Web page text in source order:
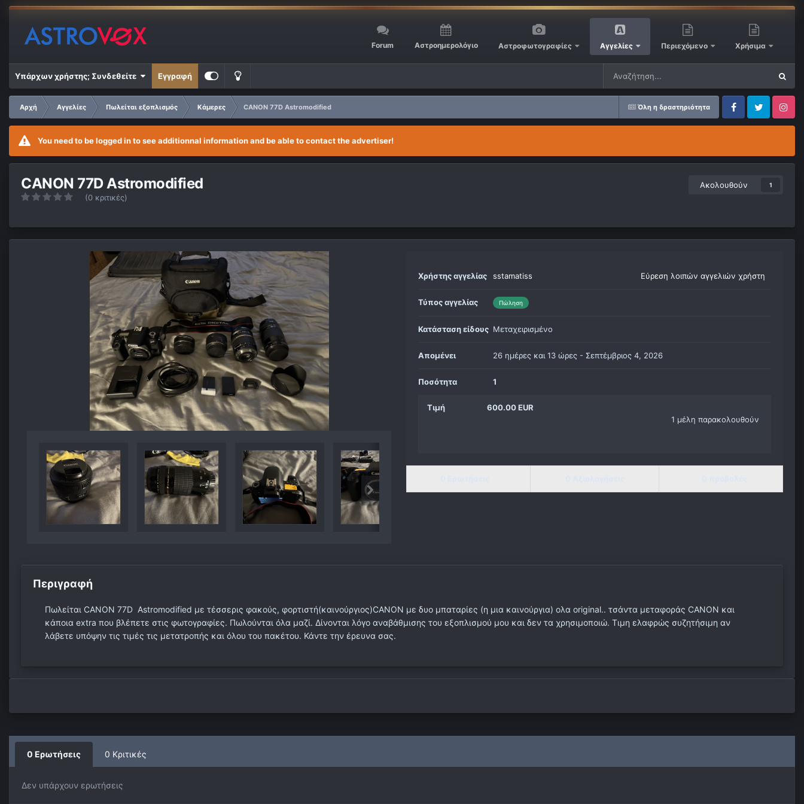
Forum Αστροημερολόγιο Αστροφωτογραφίες Αγγελίες Περιεχόμενο Χρήσιμα
Υπάρχων χρήστης; Συνδεθείτε Εγγραφή
Όλη η δραστηριότητα
Αρχή Αγγελίες Πωλείται εξοπλισμός Κάμερες
CANON 77D Astromodified
FacebookTwitter Instagram
You need to be logged in to see additionnal information and be able to contact the advertiser!
Ακολουθούν 1
CANON 77D Astromodified
(0 κριτικές)
Χρήστης αγγελίας sstamatiss Εύρεση λοιπών αγγελιών χρήστη
Τύπος αγγελίας Πώληση
Κατάσταση είδους Μεταχειρισμένο
Απομένει 26 ημέρες και 13 ώρες -Σεπτέμβριος 4, 2026
Ποσότητα 1
Τιμή
600.00 EUR
1 μέλη παρακολουθούν
Περιγραφή
Πωλείται CANON 77D Astromodified με τέσσερις φακούς, φορτιστή(καινούργιος)CANON με δυο μπαταρίες (η μια καινούργια) ολα original.. τσάντα μεταφοράς CANON και
κάποια extra που βλέπετε στις φωτογραφίες. Πωλούνται όλα μαζί. Δίνονται λόγο αναβάθμισης του εξοπλισμού μου και δεν τα χρησιμοποιώ. Τιμη ελαφρώς συζητήσιμη αν
λάβετε υπόψην τις τιμές τις μετατροπής και όλου του πακέτου. Κάντε την έρευνα σας.
0 Ερωτήσεις 0 Κριτικές
Δεν υπάρχουν ερωτήσεις